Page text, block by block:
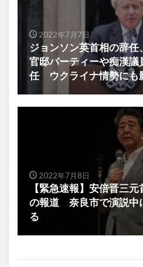
2022年7月7日
ジョンソン英首相の辞任
官邸パーティーや痴漢議
任 ウクライナ情勢にも
2022年7月8日
【緊急速報】安倍晋三
の報道 奈良市で演説
る